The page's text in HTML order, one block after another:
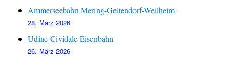
Ammerseebahn Mering-Geltendorf-Weilheim
28. März 2026
Udine-Cividale Eisenbahn
26. März 2026